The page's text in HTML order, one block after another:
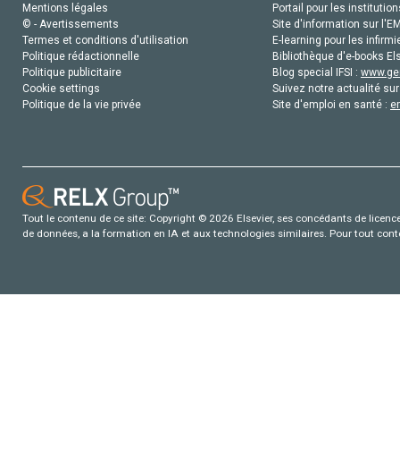
Mentions légales
© - Avertissements
Termes et conditions d'utilisation
Politique rédactionnelle
Politique publicitaire
Cookie settings
Politique de la vie privée
Portail pour les
Site d'information sur
E-learning pour les
Bibliothèque d'e-books
Blog special IFSI :
Suivez notre actualité
Site d'emploi en santé :
Tout le contenu de ce site: Copyright © 2026 Elsevier, ses concédants de
de données, a la formation en IA et aux technologies similaires. Pour tout